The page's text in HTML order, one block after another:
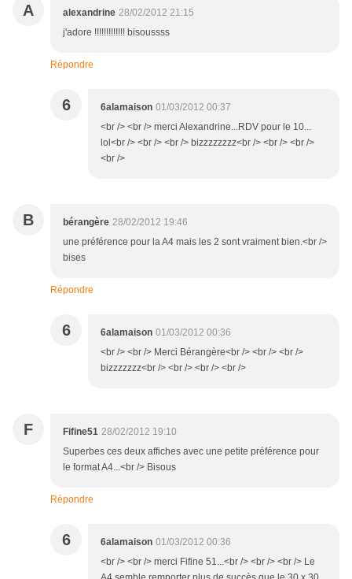
A alexandrine 28/02/2012 21:15
j'adore !!!!!!!!!!!!! bisoussss
Répondre
6 6alamaison 01/03/2012 00:37
<br /> <br /> merci Alexandrine...RDV pour le 10...
lol<br /> <br /> <br /> bizzzzzzzz<br /> <br /> <br />
<br />
B bérangère 28/02/2012 19:46
une préférence pour la A4 mais les 2 sont vraiment bien.<br />
bises
Répondre
6 6alamaison 01/03/2012 00:36
<br /> <br /> Merci Bérangère<br /> <br /> <br />
bizzzzzzz<br /> <br /> <br /> <br />
F Fifine51 28/02/2012 19:10
Superbes ces deux affiches avec une petite préférence pour
le format A4...<br /> Bisous
Répondre
6 6alamaison 01/03/2012 00:36
<br /> <br /> merci Fifine 51...<br /> <br /> <br /> Le